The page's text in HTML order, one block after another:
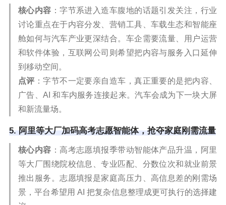
核心内容 ：字节系进入造车腹地的话题引发关注，行业
讨论重点在于内容分发、营销工具、车载生态和智能座
舱如何与汽车产业更深结合。车企需要流量、用户运营
和软件体验，互联网公司则希望把内容与服务入口延伸
到移动空间。
点评 ：字节不一定要亲自造车，真正重要的是把内容、
广告、AI 和车内服务连接起来。汽车会成为下一块大屏
和新流量场。
5. 阿里等大厂加码高考志愿智能体，抢夺家庭刚需流量
核心内容 ：高考志愿填报季带动智能体产品升温，阿里
等大厂围绕院校信息、专业匹配、分数位次和就业前景
推出服务。志愿填报是家庭高压力、高信息差的刚需场
景，平台希望用 AI 把复杂信息整理成更可执行的选择建